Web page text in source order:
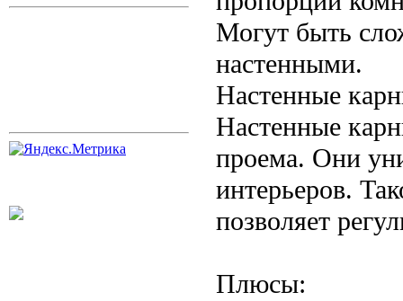
Могут быть
настенными.
Настенные
Настенные
проема. Они
интерьеров.
позволяет
Плюсы: